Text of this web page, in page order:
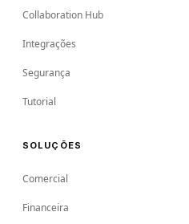
Collaboration Hub
Integrações
Segurança
Tutorial
SOLUÇÕES
Comercial
Financeira